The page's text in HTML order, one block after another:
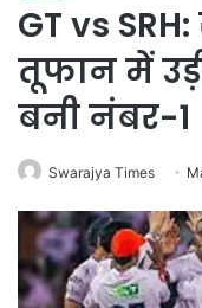
GT vs
तूफान में
बनी नंबर-1
Swarajya Times